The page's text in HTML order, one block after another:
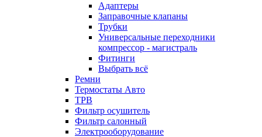
Адаптеры
Заправочные клапаны
Трубки
Универсальные переходники
компрессор - магистраль
Фитинги
Выбрать всё
Ремни
Термостаты Авто
ТРВ
Фильтр осушитель
Фильтр салонный
Электрооборудование